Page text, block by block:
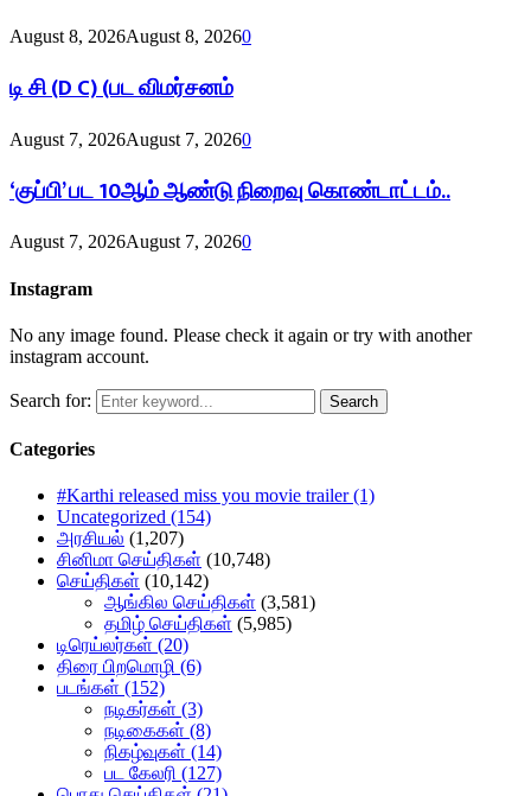
August 8, 2026August 8, 20260
டி சி (D C) (பட விமர்சனம்
August 7, 2026August 7, 20260
‘குப்பி’ பட 10ஆம் ஆண்டு நிறைவு கொண்டாட்டம்..
August 7, 2026August 7, 20260
Instagram
No any image found. Please check it again or try with another
instagram account.
Search for: Search
Categories
#Karthi released miss you movie trailer(1)
Uncategorized (154)
அரசியல் (1,207)
சினிமா செய்திகள் (10,748)
செய்திகள் (10,142)
ஆங்கில செய்திகள் (3,581)
தமிழ் செய்திகள் (5,985)
டிரெய்லர்கள் (20)
திரை பிறமொழி (6)
படங்கள் (152)
நடிகர்கள் (3)
நடிகைகள் (8)
நிகழ்வுகள் (14)
பட கேலரி (127)